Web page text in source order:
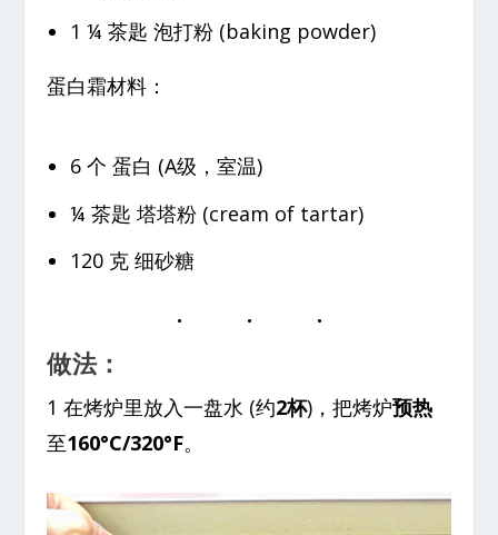
1 ¼ 茶匙 泡打粉 (baking powder)
蛋白霜材料：
6 个 蛋白 (A级，室温)
¼ 茶匙 塔塔粉 (cream of tartar)
120 克 细砂糖
做法：
1 在烤炉里放入一盘水 (约2杯)，把烤炉预热
至160°C/320°F。